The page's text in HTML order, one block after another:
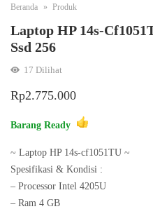
Beranda Produk
Laptop HP 14s-
Ssd 256
17 Dilihat
Rp2.775.000
Barang Ready
~ Laptop HP 14s-cf1051TU ~
Spesifikasi & Kondisi :
– Processor Intel 4205U
– Ram 4 GB